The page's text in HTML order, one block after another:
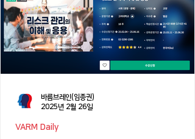
VARM Daily
바름브레인(임종권)
2025년 2월 26일